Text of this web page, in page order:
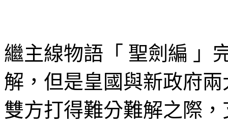
繼主線物語「 聖劍編 」
解，但是皇國與新政府
雙方打得難分難解之際